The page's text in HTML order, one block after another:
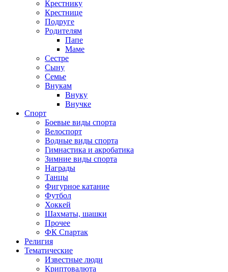
Крестнику
Крестнице
Подруге
Родителям
Папе
Маме
Сестре
Сыну
Семье
Внукам
Внуку
Внучке
Спорт
Боевые виды спорта
Велоспорт
Водные виды спорта
Гимнастика и акробатика
Зимние виды спорта
Награды
Танцы
Фигурное катание
Футбол
Хоккей
Шахматы, шашки
Прочее
ФК Спартак
Религия
Тематические
Известные люди
Криптовалюта